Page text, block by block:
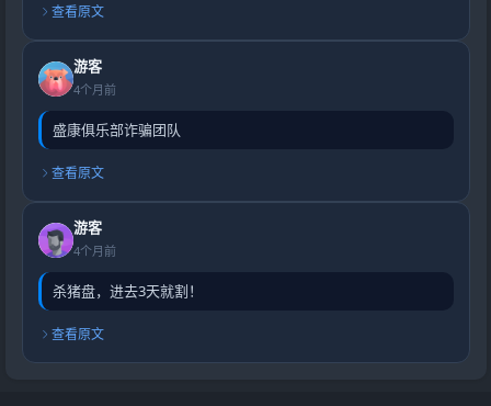
查看原文
游客
4个月前
盛康俱乐部诈骗团队
查看原文
游客
4个月前
杀猪盘，进去3天就割！
查看原文